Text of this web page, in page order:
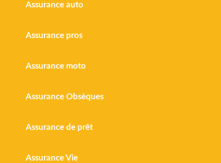
Assurance auto
Assurance pros
Assurance moto
Assurance Obsèques
Assurance de prêt
Assurance Vie